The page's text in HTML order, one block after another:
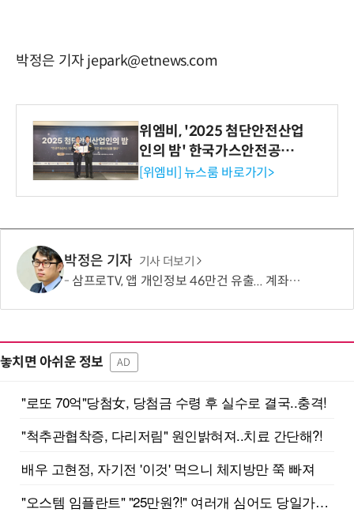
박정은 기자 jepark@etnews.com
위엠비, '2025 첨단안전산업
인의 밤' 한국가스안전공사
사장상 수상
[위엠비] 뉴스룸 바로가기>
박정은 기자 기사 더보기
삼프로TV, 앱 개인정보 46만건 유출... 계좌·카드정보도 포함
놓치면 아쉬운 정보 AD